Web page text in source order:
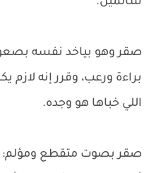
صقر وهو بياخد نفسه
براءة ورعب، وقرر إنه لازم
اللي خباها هو وجده.
صقر بصوت متقطع ومؤلم: